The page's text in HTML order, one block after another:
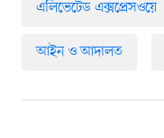
এলিভেটেড এক্সপ্রেসওয়ে
আইন ও আদালত